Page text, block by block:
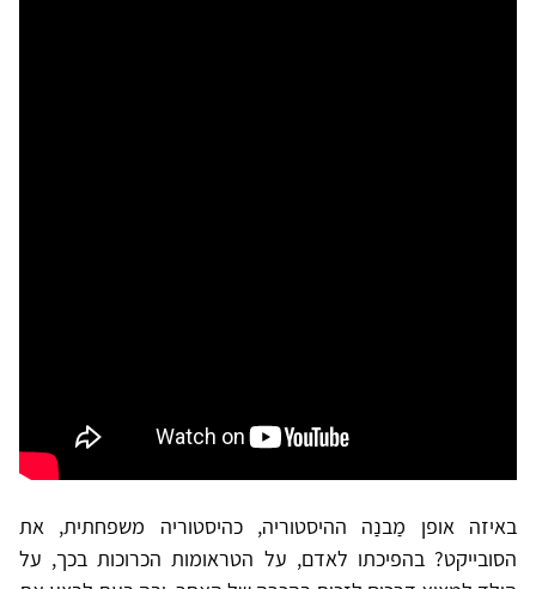
באיזה אופן מַבנַה ההיסטוריה, כהיסטוריה משפחתית, את
הסובייקט? בהפיכתו לאדם, על הטראומות הכרוכות בכך, על